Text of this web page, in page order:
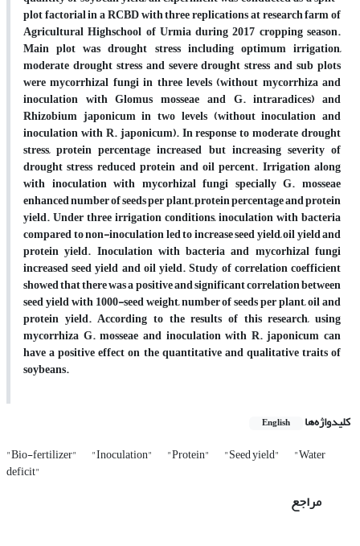
plot factorial in a RCBD with three replications at research farm of
Agricultural Highschool of Urmia during 2017 cropping season.
Main plot was drought stress including optimum irrigation,
moderate drought stress and severe drought stress and sub plots
were mycorrhizal fungi in three levels (without mycorrhiza and
inoculation with Glomus mosseae and G. intraradices) and
Rhizobium japonicum in two levels (without inoculation and
inoculation with R. japonicum). In response to moderate drought
stress, protein percentage increased but increasing severity of
drought stress reduced protein and oil percent. Irrigation along
with inoculation with mycorhizal fungi specially G. mosseae
enhanced number of seeds per plant, protein percentage and protein
yield. Under three irrigation conditions, inoculation with bacteria
compared to non-inoculation led to increase seed yield, oil yield and
protein yield. Inoculation with bacteria and mycorhizal fungi
increased seed yield and oil yield. Study of correlation coefficient
showed that there was a positive and significant correlation between
seed yield with 1000-seed weight, number of seeds per plant, oil and
protein yield. According to the results of this research, using
mycorrhiza G. mosseae and inoculation with R. japonicum can
have a positive effect on the quantitative and qualitative traits of
soybeans.
کلیدواژه‌ها English
"Bio-fertilizer" "Inoculation" "Protein" "Seed yield" "Water
deficit"
مراجع